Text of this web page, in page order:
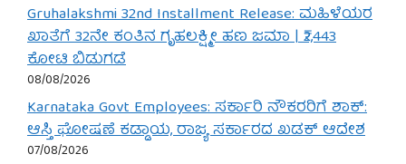
Gruhalakshmi 32nd Installment Release: ಮಹಿಳೆಯರ
ಖಾತೆಗೆ 32ನೇ ಕಂತಿನ ಗೃಹಲಕ್ಷ್ಮೀ ಹಣ ಜಮಾ | ₹2,443
ಕೋಟಿ ಬಿಡುಗಡೆ
08/08/2026
Karnataka Govt Employees: ಸರ್ಕಾರಿ ನೌಕರರಿಗೆ ಶಾಕ್:
ಆಸ್ತಿ ಘೋಷಣೆ ಕಡ್ಡಾಯ, ರಾಜ್ಯ ಸರ್ಕಾರದ ಖಡಕ್ ಆದೇಶ
07/08/2026